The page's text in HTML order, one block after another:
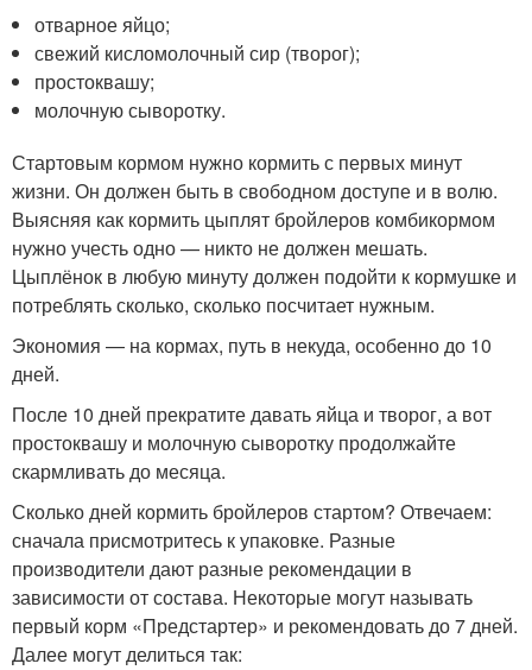
отварное яйцо;
свежий кисломолочный сир (творог);
простоквашу;
молочную сыворотку.
Стартовым кормом нужно кормить с первых минут
жизни. Он должен быть в свободном доступе и в волю.
Выясняя как кормить цыплят бройлеров комбикормом
нужно учесть одно — никто не должен мешать.
Цыплёнок в любую минуту должен подойти к кормушке и
потреблять сколько, сколько посчитает нужным.
Экономия — на кормах, путь в некуда, особенно до 10
дней.
После 10 дней прекратите давать яйца и творог, а вот
простоквашу и молочную сыворотку продолжайте
скармливать до месяца.
Сколько дней кормить бройлеров стартом? Отвечаем:
сначала присмотритесь к упаковке. Разные
производители дают разные рекомендации в
зависимости от состава. Некоторые могут называть
первый корм «Предстартер» и рекомендовать до 7 дней.
Далее могут делиться так: